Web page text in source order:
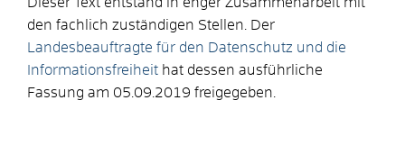
den fachlich zuständigen Stellen. Der
Landesbeauftragte für den Datenschutz und die
Informationsfreiheit hat dessen ausführliche
Fassung am 05.09.2019 freigegeben.